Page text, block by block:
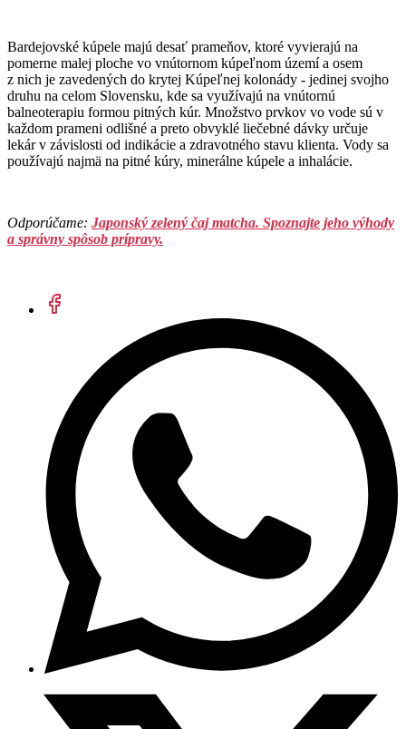
Bardejovské kúpele majú desať prameňov, ktoré vyvierajú na
pomerne malej ploche vo vnútornom kúpeľnom území a osem
z nich je zavedených do krytej Kúpeľnej kolonády - jedinej svojho
druhu na celom Slovensku, kde sa využívajú na vnútornú
balneoterapiu formou pitných kúr. Množstvo prvkov vo vode sú v
každom prameni odlišné a preto obvyklé liečebné dávky určuje
lekár v závislosti od indikácie a zdravotného stavu klienta. Vody sa
používajú najmä na pitné kúry, minerálne kúpele a inhalácie.
Odporúčame: Japonský zelený čaj matcha. Spoznajte jeho výhody
a správny spôsob prípravy.